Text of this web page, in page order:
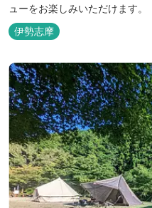
ューをお楽しみいただけます。
伊勢志摩